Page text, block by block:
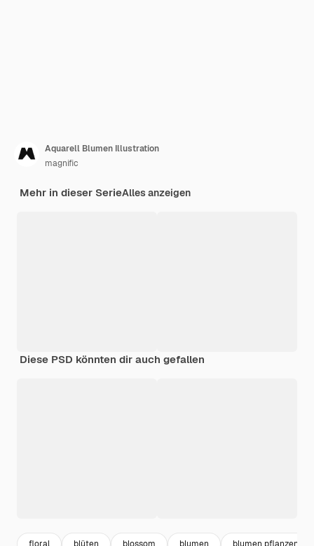
Aquarell Blumen Illustration
magnific
Mehr in dieser SerieAlles anzeigen
Diese PSD könnten dir auch gefallen
floral blüten blossom blumen blumen pflanzen